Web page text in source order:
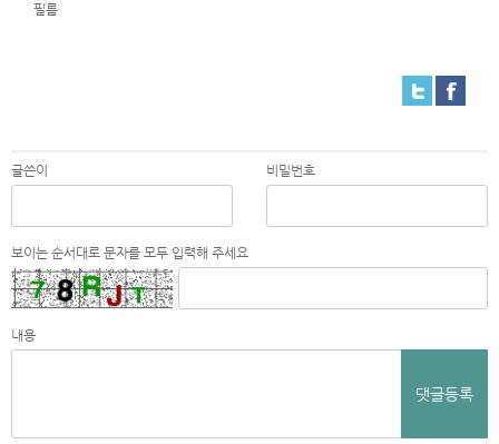
필름
글쓴이 비밀번호
보이는 순서대로 문자를 모두 입력해 주세요
내용
댓글등록